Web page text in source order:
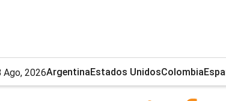
Ago, 2026ArgentinaEstados UnidosColombia